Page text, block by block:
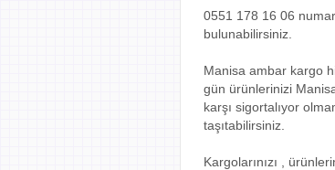
0551 178 16 06
bulunabilirsiniz.
Manisa ambar kargo
gün ürünlerinizi
karşı sigortalıyor
taşıtabilirsiniz.
Kargolarınızı ,